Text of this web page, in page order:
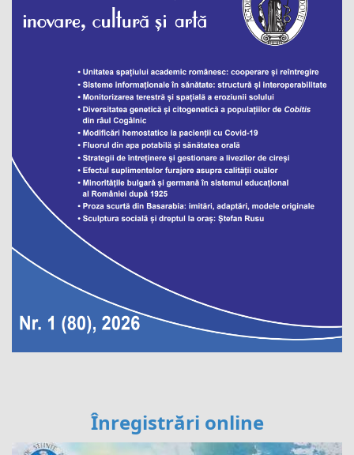
Înregistrări online